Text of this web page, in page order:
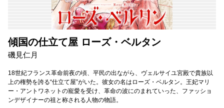
傾国の仕立て屋 ローズ・ベルタン
磯見仁月
18世紀フランス革命前夜の頃、平民の出ながら、ヴェルサイユ宮殿で貴族以
上の権勢を誇る“仕立て屋”がいた。彼女の名はローズ・ベルタン。王妃マリ
ー・アントワネットの寵愛を受け、革命の波にのまれていった、ファッショ
ンデザイナーの祖と称される人物の物語。